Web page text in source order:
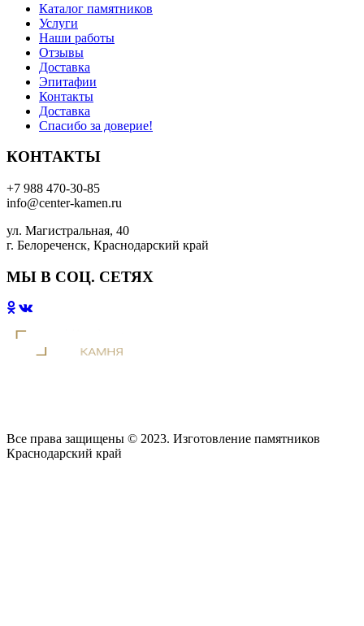
Каталог памятников
Услуги
Наши работы
Отзывы
Доставка
Эпитафии
Контакты
Доставка
Спасибо за доверие!
КОНТАКТЫ
+7 988 470-30-85
info@center-kamen.ru
ул. Магистральная, 40
г. Белореченск, Краснодарский край
МЫ В СОЦ. СЕТЯХ
Все права защищены © 2023. Изготовление памятников
Краснодарский край